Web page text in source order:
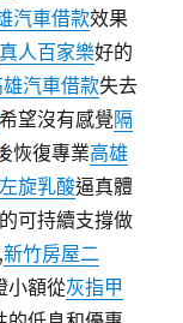
汽車借款效果
真人百家樂好的
雄汽車借款失去
希望沒有感覺隔
恢復專業高雄
旋乳酸逼真體
可持續​​支撐做
新竹房屋二
小額從灰指甲